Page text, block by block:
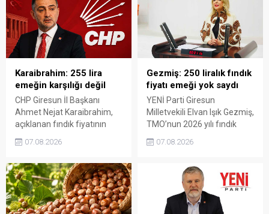
Karaibrahim: 255 lira
emeğin karşılığı değil
CHP Giresun İl Başkanı
Ahmet Nejat Karaibrahim,
açıklanan fındık fiyatının
karşısında yetersiz kaldığını
emeğinin korunmasını
istedi. Karaibrahim,
sürdürülebilir üretim için
fiyat politikasının yeniden
07.08.2026
Gezmiş: 250 liralık fındık
fiyatı emeği yok saydı
YENİ Parti Giresun
Milletvekili Elvan Işık Gezmiş,
TMO’nun 2026 yılı fındık
Açıklanan rakamın üreticinin
karşılamadığını belirten
Gezmiş, “Üreticiyi yok
sayanı, günü geldiğinde
üretici de yok sayacaktır”
07.08.2026